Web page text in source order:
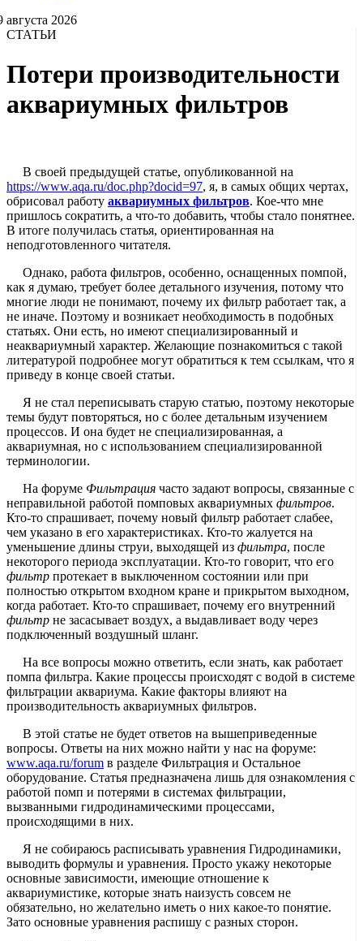
августа 2026
СТАТЬИ
Потери производительности
аквариумных фильтров
В своей предыдущей статье, опубликованной на
https://www.aqa.ru/doc.php?docid=97, я, в самых общих чертах,
обрисовал работу аквариумных фильтров. Кое-что мне
пришлось сократить, а что-то добавить, чтобы стало понятнее.
В итоге получилась статья, ориентированная на
неподготовленного читателя.
Однако, работа фильтров, особенно, оснащенных помпой,
как я думаю, требует более детального изучения, потому что
многие люди не понимают, почему их фильтр работает так, а
не иначе. Поэтому и возникает необходимость в подобных
статьях. Они есть, но имеют специализированный и
неаквариумный характер. Желающие познакомиться с такой
литературой подробнее могут обратиться к тем ссылкам, что я
приведу в конце своей статьи.
Я не стал переписывать старую статью, поэтому некоторые
темы будут повторяться, но с более детальным изучением
процессов. И она будет не специализированная, а
аквариумная, но с использованием специализированной
терминологии.
На форуме Фильтрация часто задают вопросы, связанные с
неправильной работой помповых аквариумных фильтров.
Кто-то спрашивает, почему новый фильтр работает слабее,
чем указано в его характеристиках. Кто-то жалуется на
уменьшение длины струи, выходящей из фильтра, после
некоторого периода эксплуатации. Кто-то говорит, что его
фильтр протекает в выключенном состоянии или при
полностью открытом входном кране и прикрытом выходном,
когда работает. Кто-то спрашивает, почему его внутренний
фильтр не засасывает воздух, а выдавливает воду через
подключенный воздушный шланг.
На все вопросы можно ответить, если знать, как работает
помпа фильтра. Какие процессы происходят с водой в системе
фильтрации аквариума. Какие факторы влияют на
производительность аквариумных фильтров.
В этой статье не будет ответов на вышеприведенные
вопросы. Ответы на них можно найти у нас на форуме:
www.aqa.ru/forum в разделе Фильтрация и Остальное
оборудование. Статья предназначена лишь для ознакомления с
работой помп и потерями в системах фильтрации,
вызванными гидродинамическими процессами,
происходящими в них.
Я не собираюсь расписывать уравнения Гидродинамики,
выводить формулы и уравнения. Просто укажу некоторые
основные зависимости, имеющие отношение к
аквариумистике, которые знать наизусть совсем не
обязательно, но желательно иметь о них какое-то понятие.
Зато основные уравнения распишу с разных сторон.